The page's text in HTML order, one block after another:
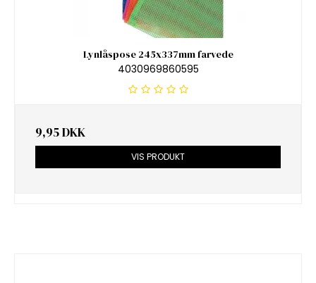
Lynlåspose 245x337mm farvede
4030969860595
9,95 DKK
VIS PRODUKT